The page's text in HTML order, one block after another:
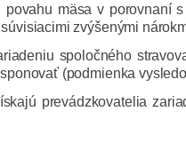
mäsa v porovnaní
zvýšenými
spoločného
(podmienka
prevádzkovatelia